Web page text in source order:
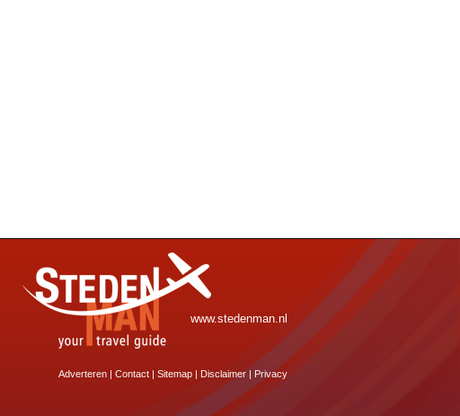
Adverteren | Contact | Sitemap | Disclaimer | Privacy
www.stedenman.nl